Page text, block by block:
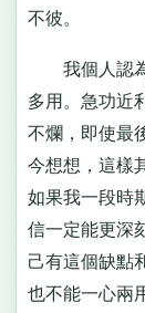
不彼。
我個人認為
多用。急功近
不爛，即使最
今想想，這樣
如果我一段時
信一定能更深
己有這個缺點
也不能一心兩